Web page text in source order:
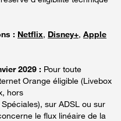
: Netflix, Disney+, Apple
2029 : Pour toute
Orange éligible (Livebox
hors
sur ADSL ou sur
le flux linéaire de la